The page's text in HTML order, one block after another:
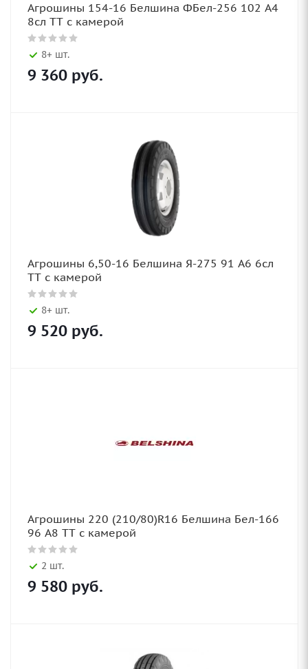
Агрошины 154-16 Белшина ФБел-256 102 А4
8сл TT с камерой
8+ шт.
9 360 руб.
Агрошины 6,50-16 Белшина Я-275 91 А6 6сл
TT с камерой
8+ шт.
9 520 руб.
Агрошины 220 (210/80)R16 Белшина Бел-166
96 А8 TT с камерой
2 шт.
9 580 руб.